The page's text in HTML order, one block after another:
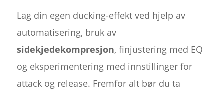
Lag din egen ducking-effekt ved hjelp av
automatisering, bruk av
sidekjedekompresjon, finjustering med EQ
og eksperimentering med innstillinger for
attack og release. Fremfor alt bør du ta